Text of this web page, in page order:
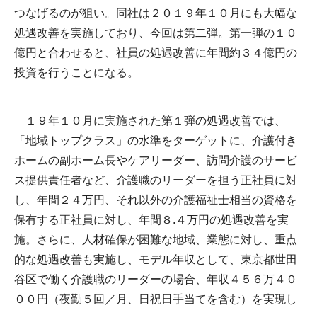
つなげるのが狙い。同社は２０１９年１０月にも大幅な
処遇改善を実施しており、今回は第二弾。第一弾の１０
億円と合わせると、社員の処遇改善に年間約３４億円の
投資を行うことになる。
１９年１０月に実施された第１弾の処遇改善では、
「地域トップクラス」の水準をターゲットに、介護付き
ホームの副ホーム長やケアリーダー、訪問介護のサービ
ス提供責任者など、介護職のリーダーを担う正社員に対
し、年間２４万円、それ以外の介護福祉士相当の資格を
保有する正社員に対し、年間８.４万円の処遇改善を実
施。さらに、人材確保が困難な地域、業態に対し、重点
的な処遇改善も実施し、モデル年収として、東京都世田
谷区で働く介護職のリーダーの場合、年収４５６万４０
００円（夜勤５回／月、日祝日手当てを含む）を実現し